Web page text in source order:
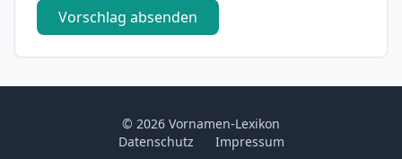
Vorschlag absenden
© 2026 Vornamen-Lexikon
Datenschutz
Impressum